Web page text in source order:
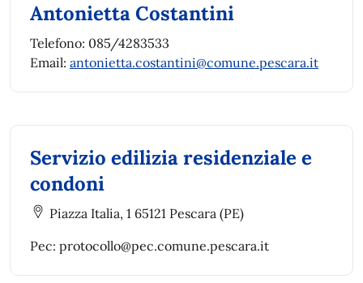
Antonietta Costantini
Telefono: 085/4283533
Email: antonietta.costantini@comune.pescara.it
Servizio edilizia residenziale e
condoni
Piazza Italia, 1 65121 Pescara (PE)
Pec: protocollo@pec.comune.pescara.it